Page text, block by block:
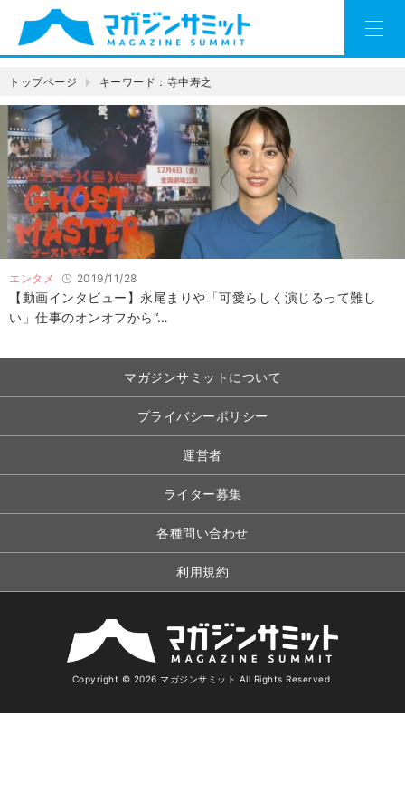
トップページ キーワード：寺中寿之
エンタメ 2019/11/28
【動画インタビュー】永尾まりや「可愛らしく演じるって難し
い」仕事のオンオフから“…
マガジンサミットについて
プライバシーポリシー
運営者
ライター募集
各種問い合わせ
利用規約
Copyright © 2026 マガジンサミット All Rights Reserved.